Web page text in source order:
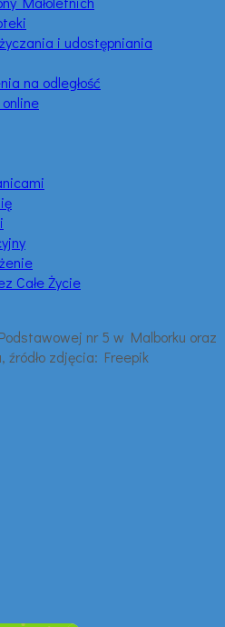
i udostępniania
na odległość
Całe Życie